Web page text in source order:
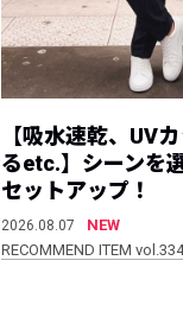
【吸水速乾、UV
るetc.】シーンを
セットアップ！
2026.08.07
NEW
RECOMMEND ITEM vol.334